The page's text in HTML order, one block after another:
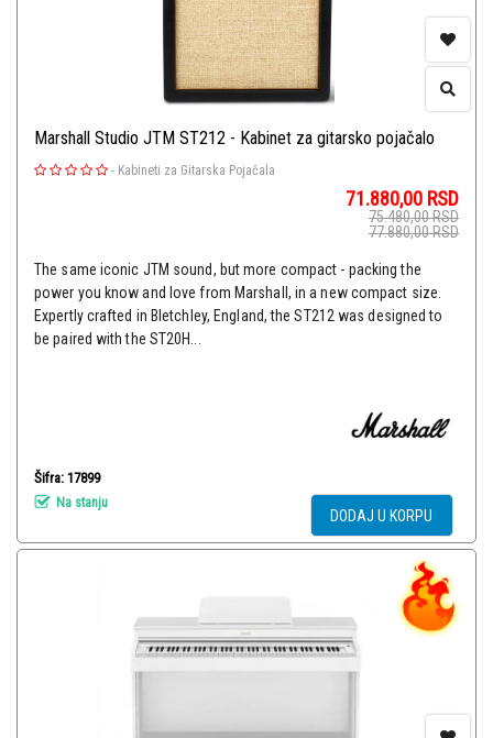
Marshall Studio JTM ST212 - Kabinet za gitarsko pojačalo
- Kabineti za Gitarska Pojačala
71.880,00 RSD
75.480,00RSD
77.880,00RSD
The same iconic JTM sound, but more compact - packing the
power you know and love from Marshall, in a new compact size.
Expertly crafted in Bletchley, England, the ST212 was designed to
be paired with the ST20H...
Šifra: 17899
Na stanju
DODAJ U KORPU